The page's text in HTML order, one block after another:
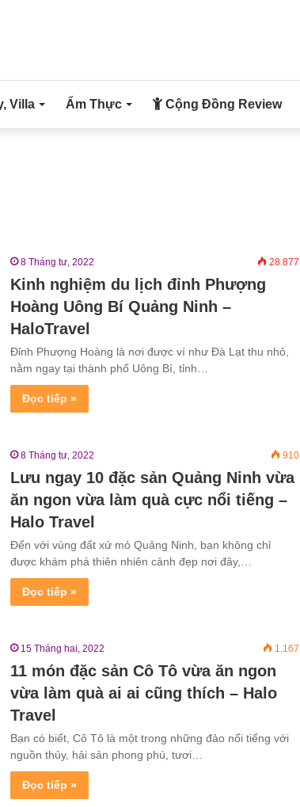
Villa Ẩm Thực Cộng Đồng Review
8 Tháng tư, 2022 28.877
Kinh nghiệm du lịch đỉnh Phượng
Hoàng Uông Bí Quảng Ninh –
HaloTravel
Đỉnh Phượng Hoàng là nơi được ví như Đà Lạt thu nhỏ,
nằm ngay tại thành phố Uông Bí, tỉnh…
Đọc tiếp »
8 Tháng tư, 2022 910
Lưu ngay 10 đặc sản Quảng Ninh vừa
ăn ngon vừa làm quà cực nổi tiếng –
Halo Travel
Đến với vùng đất xứ mỏ Quảng Ninh, bạn không chỉ
được khám phá thiên nhiên cảnh đẹp nơi đây,…
Đọc tiếp »
15 Tháng hai, 2022 1.167
11 món đặc sản Cô Tô vừa ăn ngon
vừa làm quà ai ai cũng thích – Halo
Travel
Bạn có biết, Cô Tô là một trong những đảo nổi tiếng với
nguồn thủy, hải sản phong phú, tươi…
Đọc tiếp »